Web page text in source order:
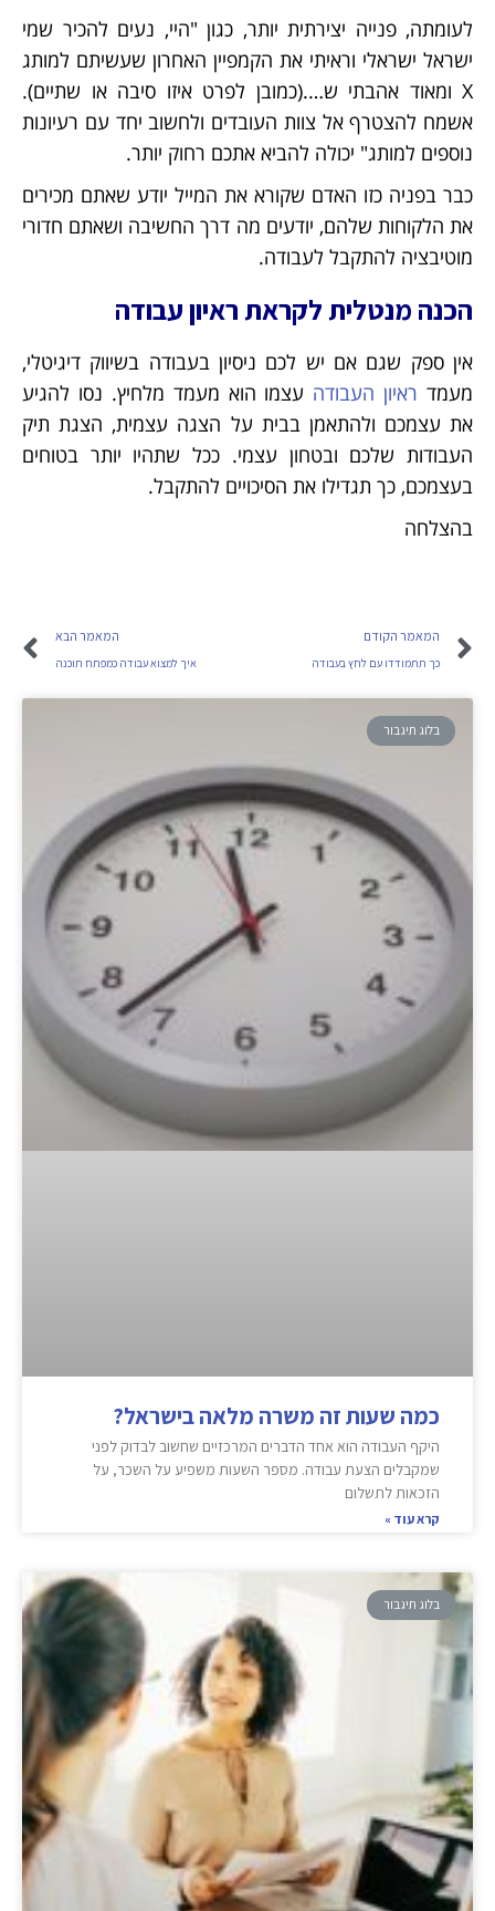
לעומתה, פנייה יצירתית יותר, כגון "היי, נעים להכיר שמי
ישראל ישראלי וראיתי את הקמפיין האחרון שעשיתם למותג
X ומאוד אהבתי ש….(כמובן לפרט איזו סיבה או שתיים).
אשמח להצטרף אל צוות העובדים ולחשוב יחד עם רעיונות
נוספים למותג" יכולה להביא אתכם רחוק יותר.
כבר בפניה כזו האדם שקורא את המייל יודע שאתם מכירים
את הלקוחות שלהם, יודעים מה דרך החשיבה ושאתם חדורי
מוטיבציה להתקבל לעבודה.
הכנה מנטלית לקראת ראיון עבודה
אין ספק שגם אם יש לכם ניסיון בעבודה בשיווק דיגיטלי,
מעמד ראיון העבודה עצמו הוא מעמד מלחיץ. נסו להגיע
את עצמכם ולהתאמן בבית על הצגה עצמית, הצגת תיק
העבודות שלכם ובטחון עצמי. ככל שתהיו יותר בטוחים
בעצמכם, כך תגדילו את הסיכויים להתקבל.
בהצלחה
המאמר הקודם
כך תתמודדו עם לחץ בעבודה
המאמר הבא
איך למצוא עבודה כמפתח תוכנה
בלוג תיגבור
כמה שעות זה משרה מלאה בישראל?
היקף העבודה הוא אחד הדברים המרכזיים שחשוב לבדוק לפני
שמקבלים הצעת עבודה. מספר השעות משפיע על השכר, על
הזכאות לתשלום
קרא עוד »
בלוג תיגבור